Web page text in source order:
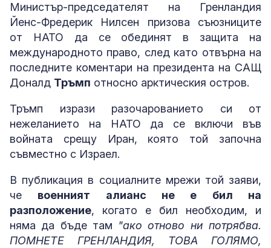
Министър-председателят на Гренландия
Йенс-Фредерик Нилсен призова съюзниците
от НАТО да се обединят в защита на
международното право, след като отвърна на
последните коментари на президента на САЩ
Доналд Тръмп относно арктическия остров.
Тръмп изрази разочарованието си от
нежеланието на НАТО да се включи във
войната срещу Иран, която той започна
съвместно с Израел.
В публикация в социалните мрежи той заяви,
че военният алианс не е бил на
разположение, когато е бил необходим, и
няма да бъде там "ако отново ни потрябва.
ПОМНЕТЕ ГРЕНЛАНДИЯ, ТОВА ГОЛЯМО,